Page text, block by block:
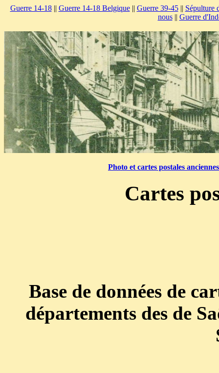
Guerre 14-18|| Guerre 14-18 Belgique|| Guerre 39-45|| Sépulture
nous|| Guerre
Photo et cartes postales
Cartes
Base de données de
départements des de